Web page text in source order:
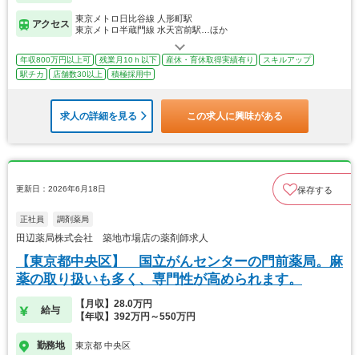
アクセス
東京メトロ日比谷線 人形町駅
東京メトロ半蔵門線 水天宮前駅…ほか
年収800万円以上可 残業月10ｈ以下 産休・育休取得実績有り
スキルアップ
駅チカ
店舗数30以上 積極採用中
求人の詳細を見る この求人に興味がある
更新日：2026年6月18日 保存する
正社員 調剤薬局
田辺薬局株式会社 築地市場店の薬剤師求人
【東京都中央区】 国立がんセンターの門前薬局。麻
薬の取り扱いも多く、専門性が高められます。
給与
【月収】28.0万円
【年収】392万円～550万円
勤務地 東京都 中央区